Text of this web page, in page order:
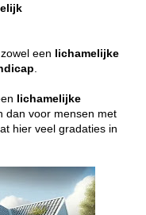
een lichamelijke
lichamelijke
dan voor mensen met
hier veel gradaties in